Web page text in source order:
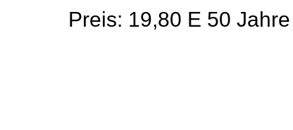
Preis: 19,80 E 50